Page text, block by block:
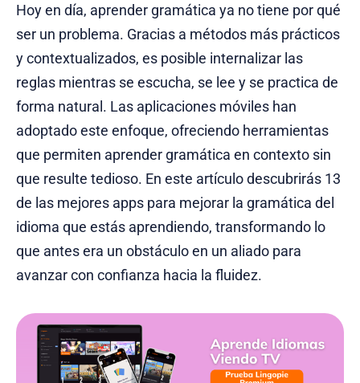
Hoy en día, aprender gramática ya no tiene por qué
ser un problema. Gracias a métodos más prácticos
y contextualizados, es posible internalizar las
reglas mientras se escucha, se lee y se practica de
forma natural. Las aplicaciones móviles han
adoptado este enfoque, ofreciendo herramientas
que permiten aprender gramática en contexto sin
que resulte tedioso. En este artículo descubrirás 13
de las mejores apps para mejorar la gramática del
idioma que estás aprendiendo, transformando lo
que antes era un obstáculo en un aliado para
avanzar con confianza hacia la fluidez.